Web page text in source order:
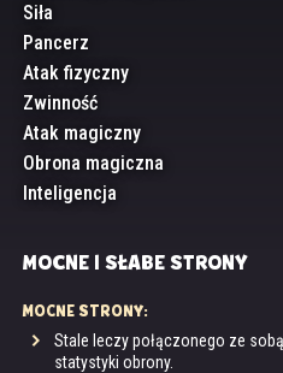
Siła
Pancerz
Atak fizyczny
Zwinność
Atak magiczny
Obrona magiczna
Inteligencja
MOCNE I SŁABE STRONY
MOCNE STRONY:
Stale leczy połączonego ze
statystyki obrony.